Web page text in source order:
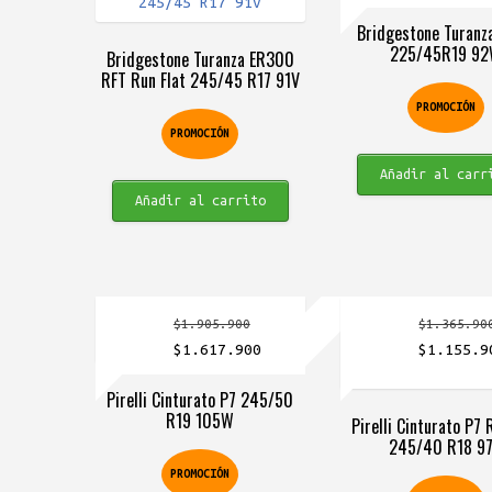
Bridgestone Turanza ER300
RFT Run Flat 245/45 R17 91V
PROMOCIÓN
original
$1.117.900.$837.900.
Añadir al carrito
Bridgestone
225/45R19
PROMOCIÓN
original
era:
Añadir al
Pirelli Cinturato P7 245/50
R19 105W
PROMOCIÓN
$1.905.900
El
original
era:
$1.905.900.
$1.617.900El
actual
Pirelli Cinturato P7
245/40 R18
$
El
era:
$